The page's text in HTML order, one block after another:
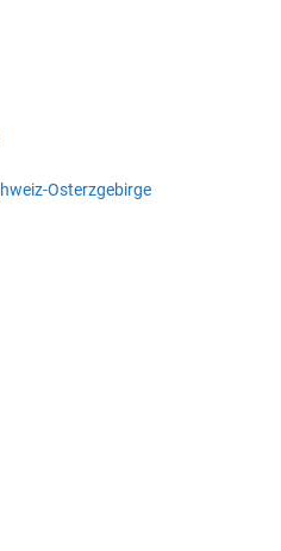
Osterzgebirge